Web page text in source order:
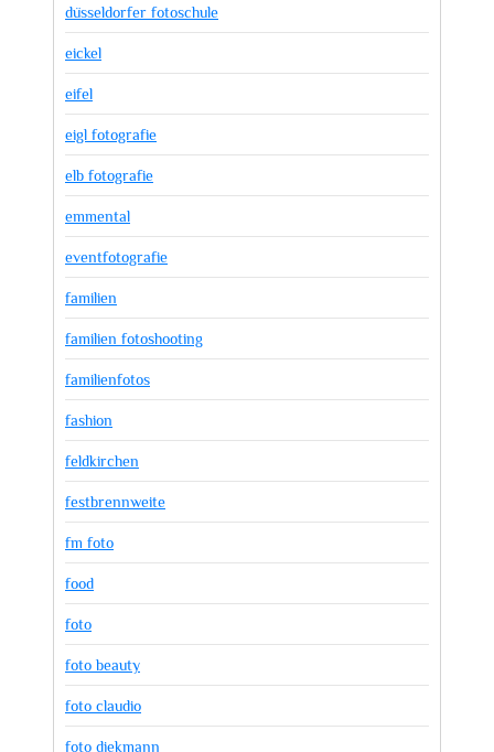
düsseldorfer fotoschule
eickel
eifel
eigl fotografie
elb fotografie
emmental
eventfotografie
familien
familien fotoshooting
familienfotos
fashion
feldkirchen
festbrennweite
fm foto
food
foto
foto beauty
foto claudio
foto diekmann